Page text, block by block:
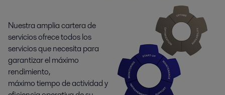
Nuestra amplia cartera de
servicios ofrece todos los
servicios que necesita para
garantizar el máximo
rendimiento,
máximo tiempo de actividad y